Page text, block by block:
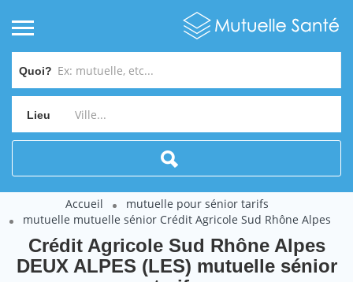
Quoi?
Lieu
Accueil
mutuelle pour sénior tarifs
mutuelle mutuelle sénior Crédit Agricole Sud Rhône Alpes
Crédit Agricole Sud Rhône Alpes
DEUX ALPES (LES) mutuelle sénior